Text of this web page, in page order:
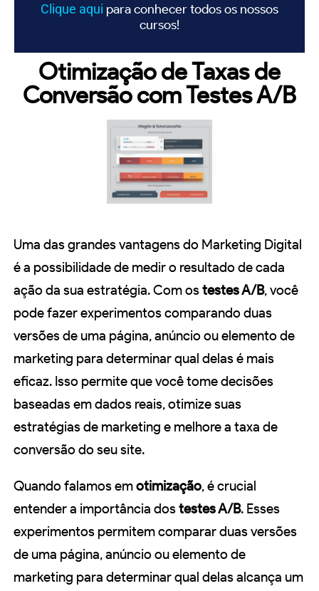
Clique aqui para conhecer todos os nossos
cursos!
Otimização de Taxas de
Conversão com Testes A/B
Uma das grandes vantagens do Marketing Digital
é a possibilidade de medir o resultado de cada
ação da sua estratégia. Com ostestes A/B, você
pode fazer experimentos comparando duas
versões de uma página, anúncio ou elemento de
marketing para determinar qual delas é mais
eficaz. Isso permite que você tome decisões
baseadas em dados reais, otimize suas
estratégias de marketing e melhore a taxa de
conversão do seu site.
Quando falamos emotimização, é crucial
entender a importância dostestes A/B. Esses
experimentos permitem comparar duas versões
de uma página, anúncio ou elemento de
marketing para determinar qual delas alcança um